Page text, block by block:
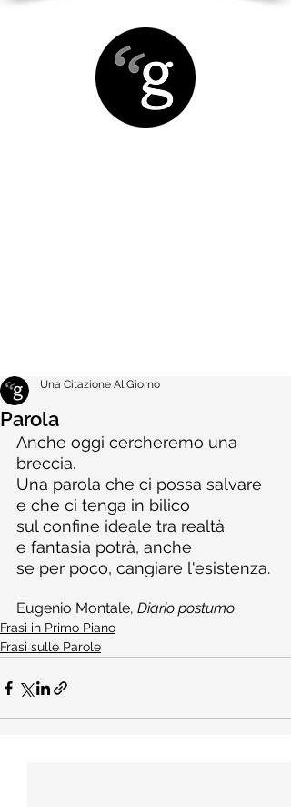
Parola
Una Citazione Al Giorno
Anche oggi cercheremo una
breccia.
Una parola che ci possa salvare
e che ci tenga in bilico
sul confine ideale tra realtà
e fantasia potrà, anche
se per poco, cangiare l'esistenza.
Eugenio Montale, Diario postumo
Frasi in Primo Piano
Frasi sulle Parole